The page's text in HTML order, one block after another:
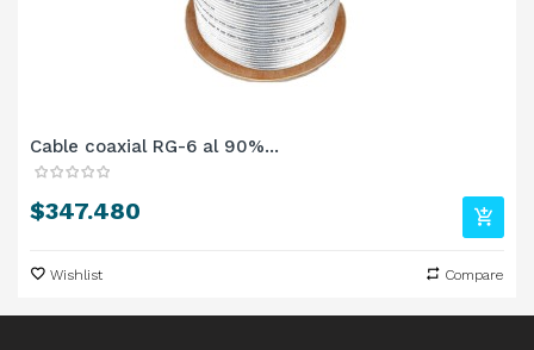
Cable coaxial RG-6 al 90%...
Precio
$347.480
Wishlist Compare